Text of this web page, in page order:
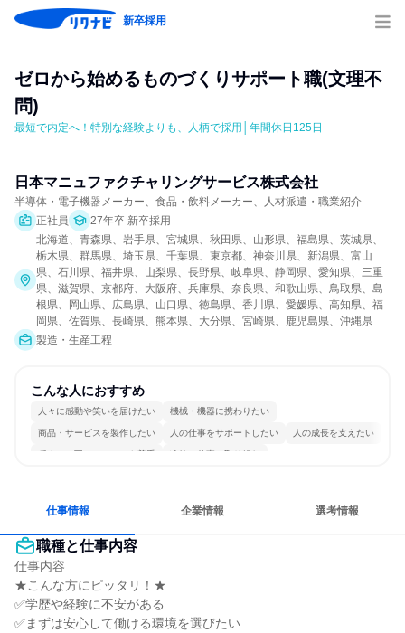
新卒採用
ゼロから始めるものづくりサポート職(文理不
問)
最短で内定へ！特別な経験よりも、人柄で採用│年間休日125日
日本マニュファクチャリングサービス株式会社
半導体・電子機器メーカー、食品・飲料メーカー、人材派遣・職業紹介
正社員
27年卒 新卒採用
北海道、青森県、岩手県、宮城県、秋田県、山形県、福島県、茨城県、
栃木県、群馬県、埼玉県、千葉県、東京都、神奈川県、新潟県、富山
県、石川県、福井県、山梨県、長野県、岐阜県、静岡県、愛知県、三重
県、滋賀県、京都府、大阪府、兵庫県、奈良県、和歌山県、鳥取県、島
根県、岡山県、広島県、山口県、徳島県、香川県、愛媛県、高知県、福
岡県、佐賀県、長崎県、熊本県、大分県、宮崎県、鹿児島県、沖縄県
製造・生産工程
こんな人におすすめ
人々に感動や笑いを届けたい 機械・機器に携わりたい
商品・サービスを製作したい 人の仕事をサポートしたい 人の成長を支えたい
穏やかで互いのペースを尊重 冷静に仕事に取り組む
仕事情報 企業情報 選考情報
職種と仕事内容
仕事内容
★こんな方にピッタリ！★
✅学歴や経験に不安がある
✅まずは安心して働ける環境を選びたい